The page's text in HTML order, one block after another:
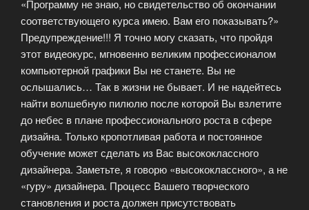
«Программу не знаю, но свидетельство об окончании
соответствующего курса имею. Вам его показывать?»
Предупреждение!!! Я точно могу сказать, что пройдя
этот видеокурс, мгновенно великим профессионалом
компьютерной графики Вы не станете. Вы не
ослышались… Так в жизни не бывает. И не надейтесь
найти волшебную пилюлю после которой Вы взлетите
до небес в плане профессионального роста в сфере
дизайна. Только кропотливая работа и постоянное
обучение может сделать из Вас высококлассного
дизайнера. Заметьте, я говорю «высококлассного», а не
«гуру» дизайнера. Процесс Вашего творческого
становления и роста должен присутствовать